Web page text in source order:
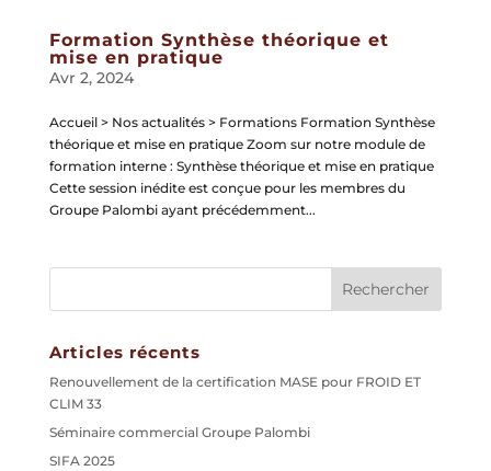
Formation Synthèse théorique et
mise en pratique
Avr 2, 2024
Accueil > Nos actualités > Formations Formation Synthèse
théorique et mise en pratique Zoom sur notre module de
formation interne : Synthèse théorique et mise en pratique
Cette session inédite est conçue pour les membres du
Groupe Palombi ayant précédemment...
Articles récents
Renouvellement de la certification MASE pour FROID ET
CLIM 33
Séminaire commercial Groupe Palombi
SIFA 2025